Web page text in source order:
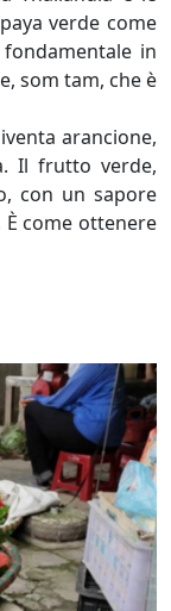
verde come
in
som tam, che è
arancione,
Il frutto verde,
con un sapore
come ottenere